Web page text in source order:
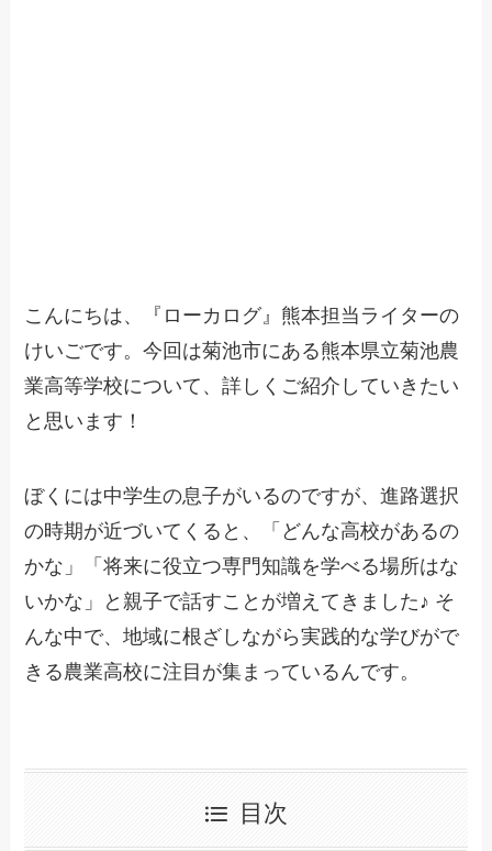
こんにちは、『ローカログ』熊本担当ライターの
けいごです。今回は菊池市にある熊本県立菊池農
業高等学校について、詳しくご紹介していきたい
と思います！
ぼくには中学生の息子がいるのですが、進路選択
の時期が近づいてくると、「どんな高校があるの
かな」「将来に役立つ専門知識を学べる場所はな
いかな」と親子で話すことが増えてきました♪ そ
んな中で、地域に根ざしながら実践的な学びがで
きる農業高校に注目が集まっているんです。
目次